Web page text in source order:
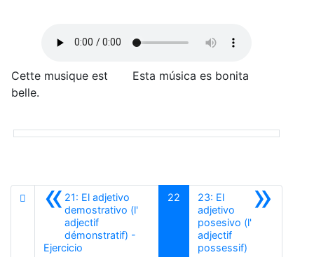
Cette musique est
belle.
Esta música es bonita
«21: El adjetivo
demostrativo (l'
adjectif
démonstratif) -
Ejercicio
22 »
23: El
adjetivo
posesivo (l'
adjectif
possessif)Siguiente